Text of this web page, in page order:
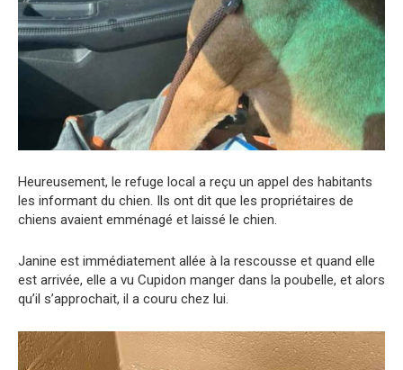
Heureusement, le refuge local a reçu un appel des habitants
les informant du chien. Ils ont dit que les propriétaires de
chiens avaient emménagé et laissé le chien.
Janine est immédiatement allée à la rescousse et quand elle
est arrivée, elle a vu Cupidon manger dans la poubelle, et alors
qu’il s’approchait, il a couru chez lui.